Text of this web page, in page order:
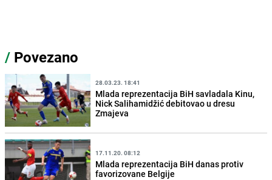
/ Povezano
28.03.23. 18:41
Mlada reprezentacija BiH savladala Kinu,
Nick Salihamidžić debitovao u dresu
Zmajeva
17.11.20. 08:12
Mlada reprezentacija BiH danas protiv
favorizovane Belgije